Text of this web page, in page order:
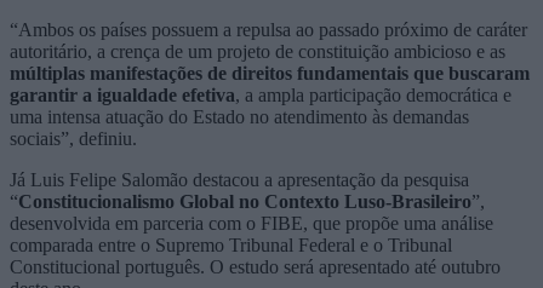
“Ambos os países possuem a repulsa ao passado próximo de caráter
autoritário, a crença de um projeto de constituição ambicioso e as
múltiplas manifestações de direitos fundamentais que buscaram
garantir a igualdade efetiva, a ampla participação democrática e
uma intensa atuação do Estado no atendimento às demandas
sociais”, definiu.
Já Luis Felipe Salomão destacou a apresentação da pesquisa
“Constitucionalismo Global no Contexto Luso-Brasileiro”,
desenvolvida em parceria com o FIBE, que propõe uma análise
comparada entre o Supremo Tribunal Federal e o Tribunal
Constitucional português. O estudo será apresentado até outubro